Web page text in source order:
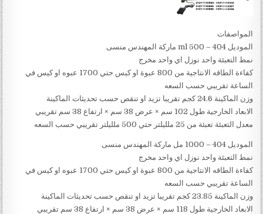
المواصفات
الموديل 404 – 500 ml ماركة المهندس منسى
نمط التعبئة واحد نوزل اي واحد مخرج
كفاءة الطاقه الانتاجية من 800 عبوة او كيس حتي 1700 عبوه او كيس في
الساعة تقريبي حسب السعه
وزن الماكينة 24.6 كجم تقريبا تزيد او تنقص حسب تحديثات الماكينة
الابعاد الخارجية طول 102 سم × عرض 38 سم × ارتفاع 38 سم تقريبي
معدل التعبئة تعبئة من 25 ملليلتر حتي 500 ملليلتر تقريبي حسب السعه
الموديل 404 – 1000 مل ماركة المهندس منسى
نمط التعبئة واحد نوزل اي واحد مخرج
كفاءة الطاقه الانتاجية من 800 عبوة او كيس حتي 1700 عبوه او كيس في
الساعة تقريبي حسب السعه
وزن الماكينة 23.85 كجم تقريبا تزيد او تنقص حسب تحديثات الماكينة
الابعاد الخارجية طول 118 سم × عرض 38 سم × ارتفاع 38 سم تقريبي